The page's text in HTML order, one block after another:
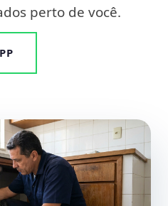
perto de você.